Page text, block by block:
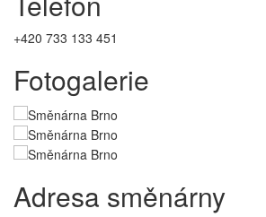
+420 733 133 451
Fotogalerie
Adresa směnárny